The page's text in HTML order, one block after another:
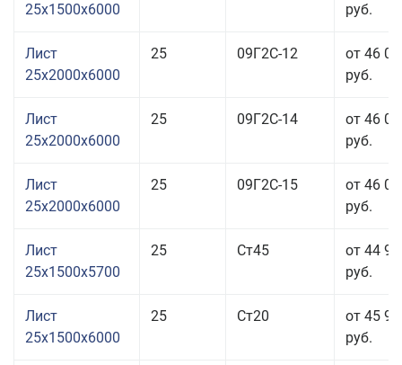
25x1500x6000
руб.
Лист
25x2000x6000
25 09Г2С-12
от 46
руб.
Лист
25x2000x6000
25 09Г2С-14
от 46
руб.
Лист
25x2000x6000
25 09Г2С-15
от 46
руб.
Лист
25x1500x5700
25 Ст45
от 44
руб.
Лист
25x1500x6000
25 Ст20
от 45
руб.